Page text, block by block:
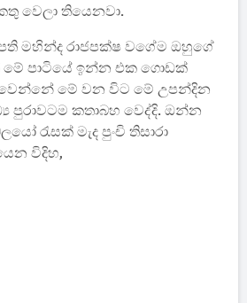
වෙලා තියෙනවා.
මහින්ද රාජපක්ෂ වගේම ඔහුගේ
මේ පාටියේ ඉන්න එක ගොඩක්
මේ වන විට මේ උපන්දින
පුරාවටම කතාබහ වෙද්දි. ඔන්න
රැසක් මැද පුංචි තිසාරා
විදිහ,